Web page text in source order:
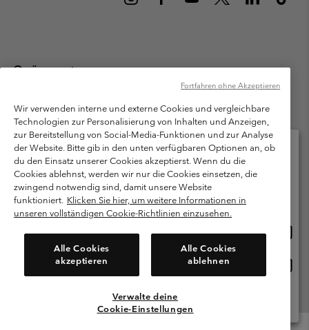
Österreich
Columbia Sportswear Austria GmbH. Moosfeldstraße 1, 5101
Bergheim, Salzburg Österreich. Alle Rechte vorbehalten.
Nutzungsbedingungen
Allgemeine Verkaufsbedingungen
Garantie
Datenschutzerklärung
Bestimmungen und Bedingungen des Mitglieder Programms
Nutzungsbedingungen Für Nutzergenerierte Inhalte
Cookies
Kundenservice: Mo- Fr. 9:00 - 13:00 & 14:00- 18:00 Uhr
(+)43720880525
Wir verwenden interne und externe Cookies und vergleichbare
Technologien zur Personalisierung von Inhalten und Anzeigen,
zur Bereitstellung von Social-Media-Funktionen und zur Analyse
der Website. Bitte gib in den unten verfügbaren Optionen an, ob
du den Einsatz unserer Cookies akzeptierst. Wenn du die
Cookies ablehnst, werden wir nur die Cookies einsetzen, die
zwingend notwendig sind, damit unsere Website
funktioniert. Klicken Sie hier, um weitere Informationen in
unseren vollständigen Cookie-Richtlinien einzusehen.
Alle Cookies
akzeptieren
Alle Cookies
ablehnen
Verwalte deine
Cookie-Einstellungen
Fortfahren ohne Akzeptieren
Bitte wählen Sie Ihr Lieferland und Ihre Sprache
Online-Einkauf verfügbar
Österreich
Alle Länder Anzeigen